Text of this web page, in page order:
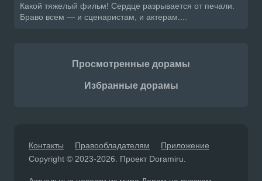
Какой тяжелый фильм! Сердце разрывается от печали.
Браво всем — и сценаристам, и актерам....
Просмотренные дорамы
Избранные дорамы
Контакты Правообладателям
Приложение
Copyright © 2023-2026. Проект Doramiru.